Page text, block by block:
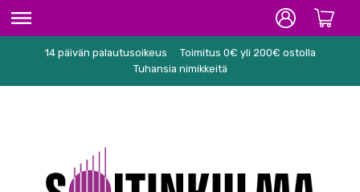
ETUSIVU
KARAOKE
14 päivän palautusoikeus
Toimitus 0€ yli 200€ ostolla
Tuhansia nimikkeitä
navigointiin
sisältöön